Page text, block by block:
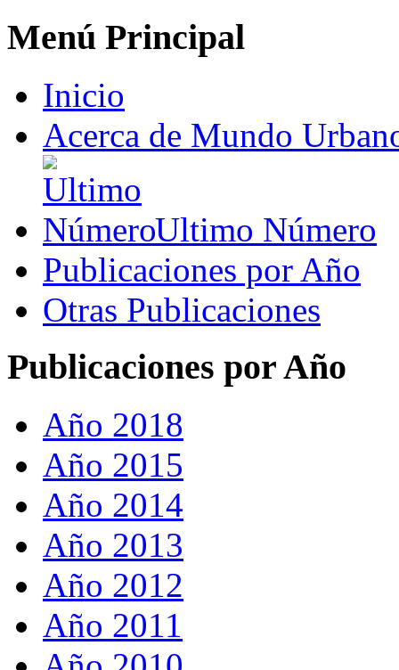
Menú Principal
Inicio
Acerca de Mundo
Ultimo Número
Publicaciones por Año
Otras Publicaciones
Publicaciones por Año
Año 2018
Año 2015
Año 2014
Año 2013
Año 2012
Año 2011